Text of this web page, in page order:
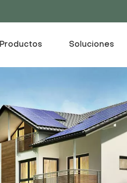
Productos Soluciones